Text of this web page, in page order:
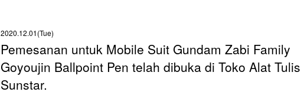
2020.12.01(Tue)
Pemesanan untuk Mobile Suit Gundam Zabi Family
Goyoujin Ballpoint Pen telah dibuka di Toko Alat Tulis
Sunstar.